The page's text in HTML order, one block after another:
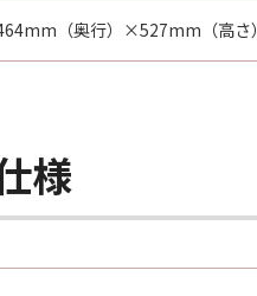
（奥行）×527mm（高さ）
様